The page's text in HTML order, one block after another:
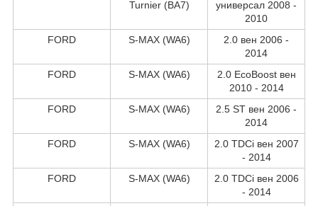
Turnier (BA7)
универсал 2008 -
2010
FORD
S-MAX (WA6)
2.0 вен 2006 -
2014
FORD
S-MAX (WA6)
2.0 EcoBoost вен
2010 - 2014
FORD
S-MAX (WA6)
2.5 ST вен 2006 -
2014
FORD
S-MAX (WA6)
2.0 TDCi вен 2007
- 2014
FORD
S-MAX (WA6)
2.0 TDCi вен 2006
- 2014